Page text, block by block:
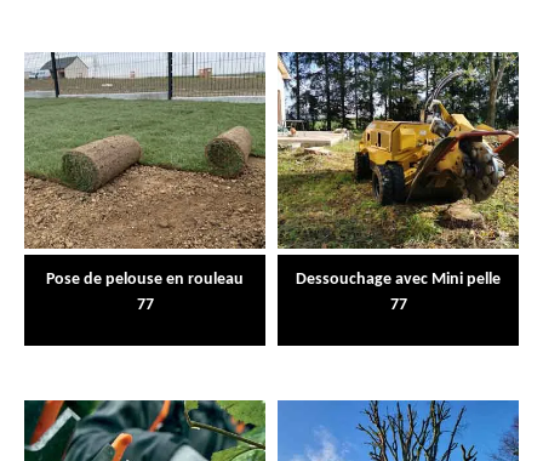
Pose de pelouse en rouleau
77
Dessouchage avec Mini pelle
77